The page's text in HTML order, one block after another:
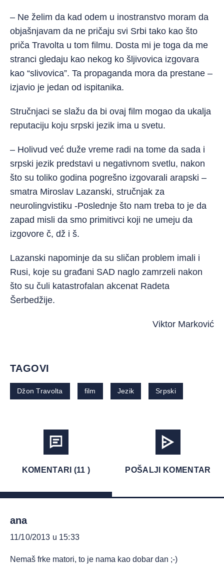
– Ne želim da kad odem u inostranstvo moram da
objašnjavam da ne pričaju svi Srbi tako kao što
priča Travolta u tom filmu. Dosta mi je toga da me
stranci gledaju kao nekog ko šljivovica izgovara
kao “slivovica”. Ta propaganda mora da prestane –
izjavio je jedan od ispitanika.
Stručnjaci se slažu da bi ovaj film mogao da ukalja
reputaciju koju srpski jezik ima u svetu.
– Holivud već duže vreme radi na tome da sada i
srpski jezik predstavi u negativnom svetlu, nakon
što su toliko godina pogrešno izgovarali arapski –
smatra Miroslav Lazanski, stručnjak za
neurolingvistiku -Poslednje što nam treba to je da
zapad misli da smo primitivci koji ne umeju da
izgovore č, dž i š.
Lazanski napominje da su sličan problem imali i
Rusi, koje su građani SAD naglo zamrzeli nakon
što su čuli katastrofalan akcenat Radeta
Šerbedžije.
Viktor Marković
TAGOVI
Džon Travolta film Jezik Srpski
KOMENTARI (11 ) POŠALJI KOMENTAR
ana
11/10/2013 u 15:33
Nemaš frke matori, to je nama kao dobar dan ;-)